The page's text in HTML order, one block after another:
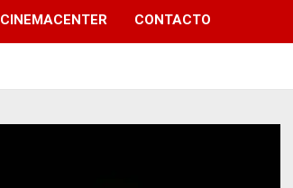
CINEMACENTER CONTACTO